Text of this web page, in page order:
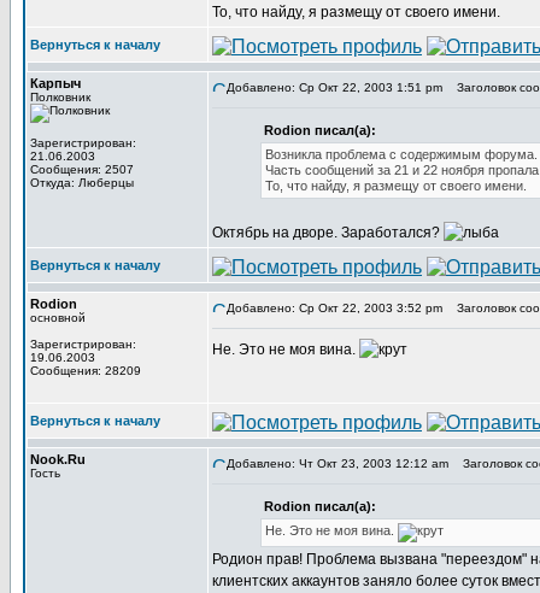
То, что найду, я размещу от своего имени.
Вернуться к началу
Карпыч
Полковник
Зарегистрирован:
21.06.2003
Сообщения: 2507
Откуда: Люберцы
Добавлено: Ср Окт 22, 2003 1:51 pm Заголовок
Rodion писал(а):
Возникла проблема с содержимым форума.
Часть сообщений за 21 и 22 ноября
То, что найду, я размещу от своего имени.
Октябрь на дворе. Заработался?
Вернуться к началу
Rodion
основной
Зарегистрирован:
19.06.2003
Сообщения: 28209
Добавлено: Ср Окт 22, 2003 3:52 pm Заголовок
Не. Это не моя вина.
Вернуться к началу
Nook.Ru
Гость
Добавлено: Чт Окт 23, 2003 12:12 am Заголовок
Rodion писал(а):
Не. Это не моя вина.
Родион прав! Проблема вызвана "переездом"
клиентских аккаунтов заняло более суток